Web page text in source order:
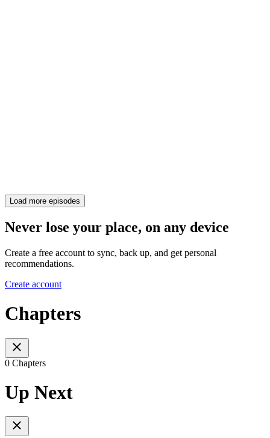
Load more episodes
Never lose your place, on any device
Create a free account to sync, back up, and get personal
recommendations.
Create account
Chapters
0 Chapters
Up Next